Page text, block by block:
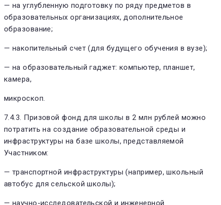
— на углубленную подготовку по ряду предметов в
образовательных организациях, дополнительное
образование;
— накопительный счет (для будущего обучения в вузе);
— на образовательный гаджет: компьютер, планшет,
камера,
микроскоп.
7.4.3. Призовой фонд для школы в 2 млн рублей можно
потратить на создание образовательной среды и
инфраструктуры на базе школы, представляемой
Участником:
— транспортной инфраструктуры (например, школьный
автобус для сельской школы);
— научно-исследовательской и инженерной